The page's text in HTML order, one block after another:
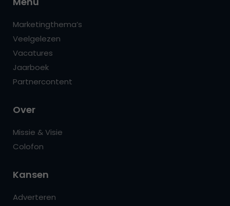
Marketingthema’s
Veelgelezen
Vacatures
Jaarboek
Partnercontent
Over
Missie & Visie
Colofon
Kansen
Adverteren